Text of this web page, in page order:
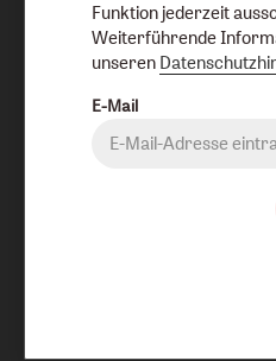
Funktion jederzeit
Weiterführende
unseren
E-Mail